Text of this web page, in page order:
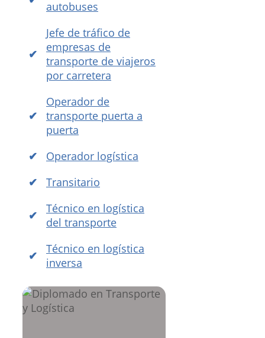
autobuses
Jefe de tráfico de
empresas de
transporte de viajeros
por carretera
Operador de
transporte puerta a
puerta
Operador logística
Transitario
Técnico en logística
del transporte
Técnico en logística
inversa